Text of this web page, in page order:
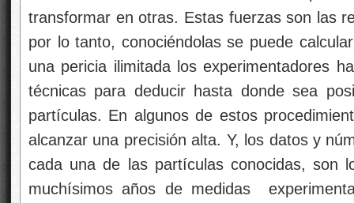
transformar en otras. Estas fuerzas son las
por lo tanto, conociéndolas se puede
una pericia ilimitada los experimentadores
técnicas para deducir hasta donde sea
partículas. En algunos de estos
alcanzar una precisión alta. Y, los datos y
cada una de las partículas conocidas, son
muchísimos años de medidas